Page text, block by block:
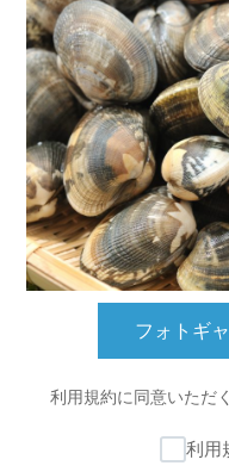
フォトギ
利用規約に同意いただ
利用